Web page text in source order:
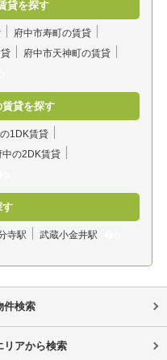
貸を探す
府中市寿町の賃貸
府中市天神町の賃貸
貸を探す
1DK賃貸
中の2DK賃貸
す
寺駅 武蔵小金井駅
件検索
リアから検索